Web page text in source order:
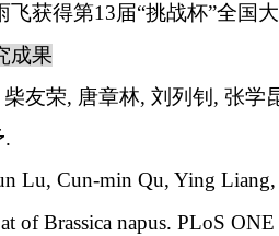
飞获得第13届“挑战杯”全国
成果
柴友荣, 唐章林,刘列钊 ,张学
.
Lu, Cun-min Qu, Ying Liang,
of Brassica napus. PLoS